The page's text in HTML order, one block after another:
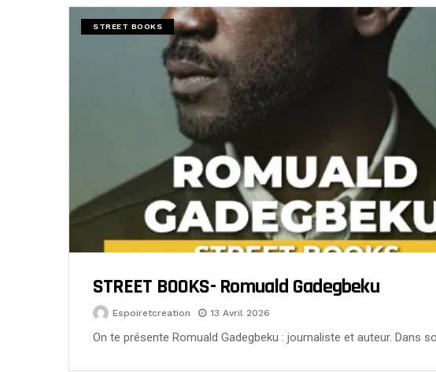
STREET BOOKS
STREET BOOKS- Romuald Gadegbeku
Espoiretcreation 13 Avril 2026
On te présente Romuald Gadegbeku : journaliste et auteur. Dans